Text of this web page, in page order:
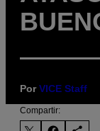
PorVICE Staff
Compartir: